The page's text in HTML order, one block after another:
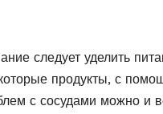
следует уделить
продукты, с
с сосудами можно и